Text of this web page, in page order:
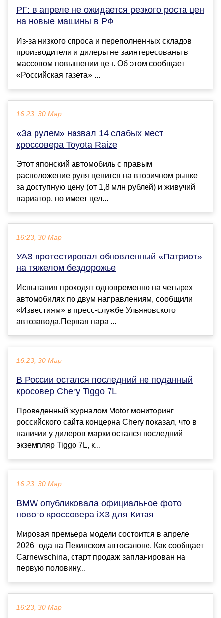
РГ: в апреле не ожидается резкого роста цен
на новые машины в РФ
Из-за низкого спроса и переполненных складов
производители и дилеры не заинтересованы в
массовом повышении цен. Об этом сообщает
«Российская газета» ...
16:23, 30 Мар
«За рулем» назвал 14 слабых мест
кроссовера Toyota Raize
Этот японский автомобиль с правым
расположение руля ценится на вторичном рынке
за доступную цену (от 1,8 млн рублей) и живучий
вариатор, но имеет цел...
16:23, 30 Мар
УАЗ протестировал обновленный «Патриот»
на тяжелом бездорожье
Испытания проходят одновременно на четырех
автомобилях по двум направлениям, сообщили
«Известиям» в пресс-службе Ульяновского
автозавода.Первая пара ...
16:23, 30 Мар
В России остался последний не поданный
кросовер Chery Tiggo 7L
Проведенный журналом Motor мониторинг
российского сайта концерна Chery показал, что в
наличии у дилеров марки остался последний
экземпляр Tiggo 7L, к...
16:23, 30 Мар
BMW опубликовала официальное фото
нового кроссовера iX3 для Китая
Мировая премьера модели состоится в апреле
2026 года на Пекинском автосалоне. Как сообщает
Carnewschina, старт продаж запланирован на
первую половину...
16:23, 30 Мар